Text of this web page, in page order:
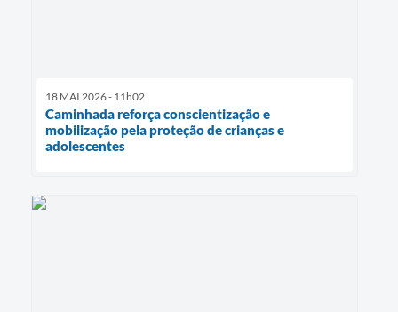
18 MAI 2026 - 11h02
Caminhada reforça conscientização e
mobilização pela proteção de crianças e
adolescentes